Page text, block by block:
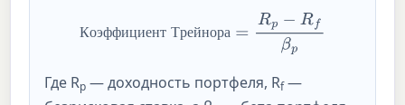
Коэффициент Трейнора
Коэффициент Трейнора =Rp −R fβp
Где Rp — доходность портфеля, Rf—